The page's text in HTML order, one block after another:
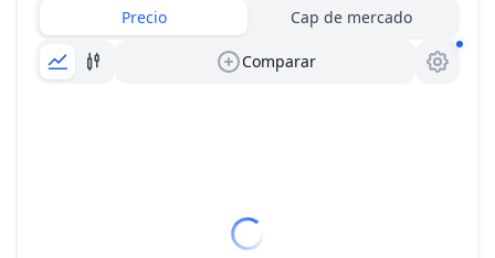
Precio Cap de mercado
Comparar